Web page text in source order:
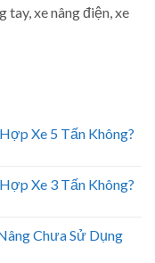
tay, xe nâng điện, xe
Xe 5 Tấn Không?
Xe 3 Tấn Không?
Chưa Sử Dụng